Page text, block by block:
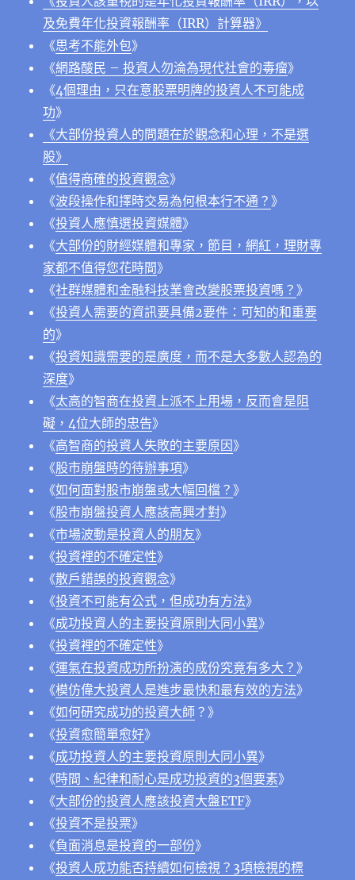
及免費年化投資報酬率（IRR）計算器》
《思考不能外包》
《網路酸民 – 投資人勿淪為現代社會的毒瘤》
《4個理由，只在意股票明牌的投資人不可能成
功》
《大部份投資人的問題在於觀念和心理，不是選
股》
《值得商確的投資觀念》
《波段操作和擇時交易為何根本行不通？》
《投資人應慎選投資媒體》
《大部份的財經媒體和專家，節目，網紅，理財專
家都不值得您花時間》
《社群媒體和金融科技業會改變股票投資嗎？》
《投資人需要的資訊要具備2要件：可知的和重要
的》
《投資知識需要的是廣度，而不是大多數人認為的
深度》
《太高的智商在投資上派不上用場，反而會是阻
礙，4位大師的忠告》
《高智商的投資人失敗的主要原因》
《股市崩盤時的待辦事項》
《如何面對股市崩盤或大幅回檔？》
《股市崩盤投資人應該高興才對》
《市場波動是投資人的朋友》
《投資裡的不確定性》
《散戶錯誤的投資觀念》
《投資不可能有公式，但成功有方法》
《成功投資人的主要投資原則大同小異》
《投資裡的不確定性》
《運氣在投資成功所扮演的成份究竟有多大？》
《模仿偉大投資人是進步最快和最有效的方法》
《如何研究成功的投資大師 ？》
《投資愈簡單愈好》
《成功投資人的主要投資原則大同小異》
《時間、紀律和耐心是成功投資的3個要素》
《大部份的投資人應該投資大盤ETF》
《投資不是投票》
《負面消息是投資的一部份》
《投資人成功能否持續如何檢視？3項檢視的標